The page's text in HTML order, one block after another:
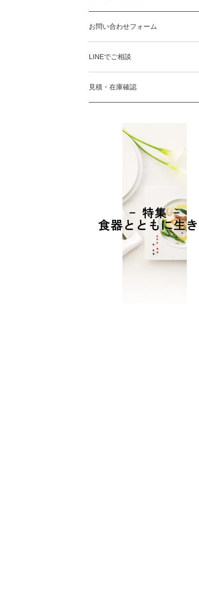
お問い合わせフォーム
LINEでご相談
見積・在庫確認